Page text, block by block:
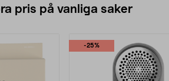
pris på vanliga saker
-25%